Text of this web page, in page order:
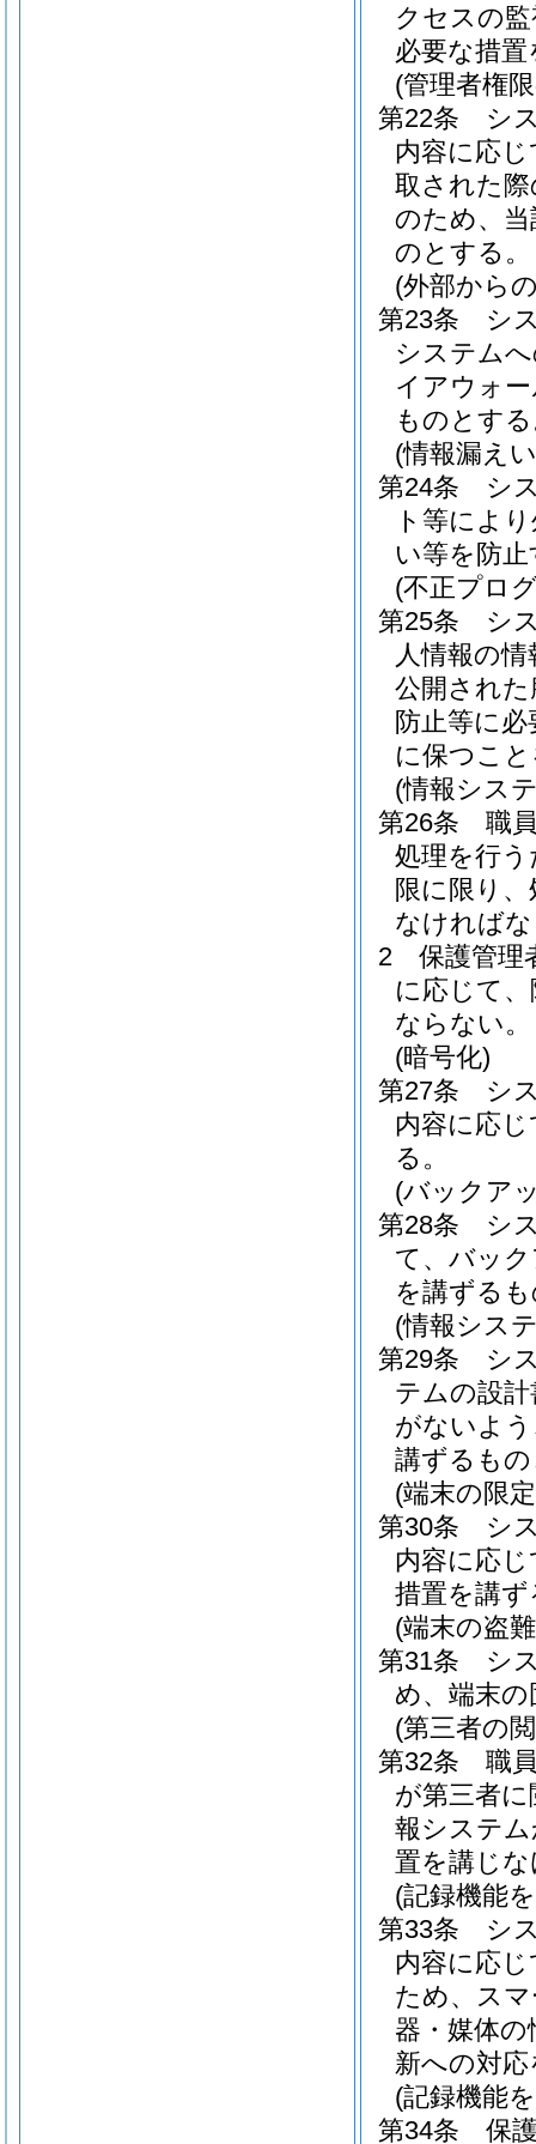
クセスの
必要な措
(管理者権
第22条
シ
内容に応
取された
のため、
のとする。
(外部から
第23条
シ
システム
イアウォ
ものとす
(情報漏え
第24条
シ
ト等によ
い等を防
(不正プロ
第25条
シ
人情報の
公開され
防止等に
に保つこ
(情報シス
第26条
職
処理を行
限に限り
なければ
2
保護管理
に応じて
ならない。
(暗号化)
第27条
シ
内容に応
る。
(バックア
第28条
シ
て、バッ
を講ずる
(情報シス
第29条
シ
テムの設
がないよ
講ずるも
(端末の限
第30条
シ
内容に応
措置を講ず
(端末の盗
第31条
シ
め、端末
(第三者の
第32条
職
が第三者
報システ
置を講じ
(記録機能
第33条
シ
内容に応
ため、ス
器・媒体
新への対
(記録機能
第34条
保